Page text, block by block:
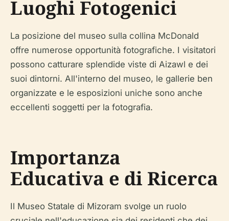
Luoghi Fotogenici
La posizione del museo sulla collina McDonald
offre numerose opportunità fotografiche. I visitatori
possono catturare splendide viste di Aizawl e dei
suoi dintorni. All'interno del museo, le gallerie ben
organizzate e le esposizioni uniche sono anche
eccellenti soggetti per la fotografia.
Importanza
Educativa e di Ricerca
Il Museo Statale di Mizoram svolge un ruolo